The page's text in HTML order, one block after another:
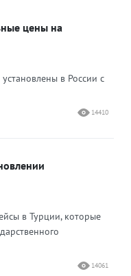
цены на
в России с
14410
в Турции, которые
14061